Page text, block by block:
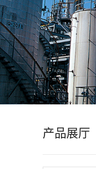
司
介
绍
公
产品展厅